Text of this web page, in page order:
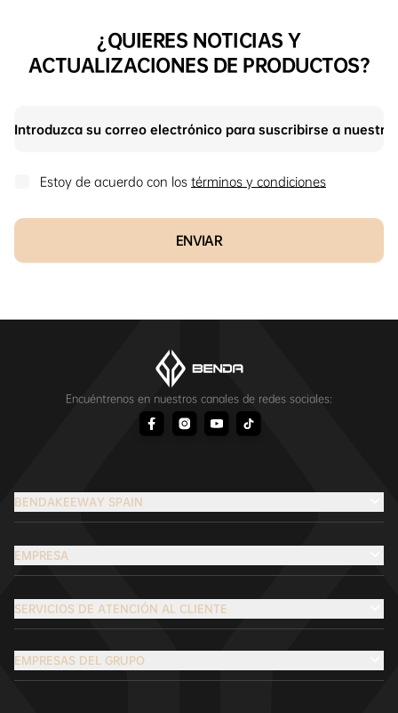
¿QUIERES NOTICIAS Y
ACTUALIZACIONES DE PRODUCTOS?
Estoy de acuerdo con los términos y condiciones
ENVIAR
Encuéntrenos en nuestros canales de redes sociales:
BENDAKEEWAY SPAIN
EMPRESA
SERVICIOS DE ATENCIÓN AL CLIENTE
EMPRESAS DEL GRUPO